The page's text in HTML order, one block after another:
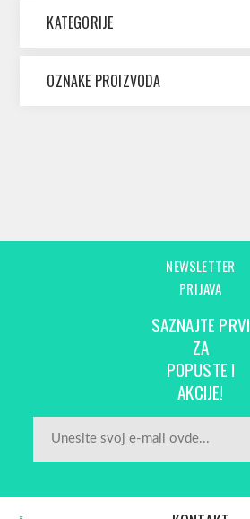
KATEGORIJE
OZNAKE PROIZVODA
NEWSLETTER
PRIJAVA
SAZNAJTE PRVI
ZA
POPUSTE I
AKCIJE!